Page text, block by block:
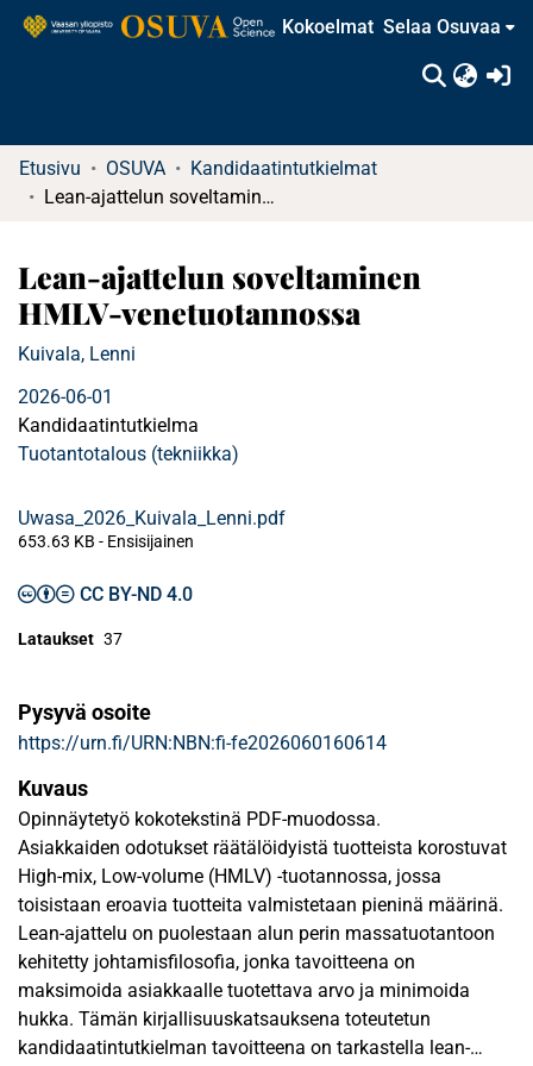
Kokoelmat Selaa Osuvaa
Etusivu OSUVA
Kandidaatintutkielmat
Lean-ajattelun soveltaminen HMLV-venetuotannossa
Lean-ajattelun soveltaminen
HMLV-venetuotannossa
Kuivala, Lenni
2026-06-01
Kandidaatintutkielma
Tuotantotalous (tekniikka)
Uwasa_2026_Kuivala_Lenni.pdf
653.63 KB - Ensisijainen
CC BY-ND 4.0
Lataukset 37
Pysyvä osoite
https://urn.fi/URN:NBN:fi-fe2026060160614
Kuvaus
Opinnäytetyö kokotekstinä PDF-muodossa.
Asiakkaiden odotukset räätälöidyistä tuotteista korostuvat
High-mix, Low-volume (HMLV) -tuotannossa, jossa
toisistaan eroavia tuotteita valmistetaan pieninä määrinä.
Lean-ajattelu on puolestaan alun perin massatuotantoon
kehitetty johtamisfilosofia, jonka tavoitteena on
maksimoida asiakkaalle tuotettava arvo ja minimoida
hukka. Tämän kirjallisuuskatsauksena toteutetun
kandidaatintutkielman tavoitteena on tarkastella lean-